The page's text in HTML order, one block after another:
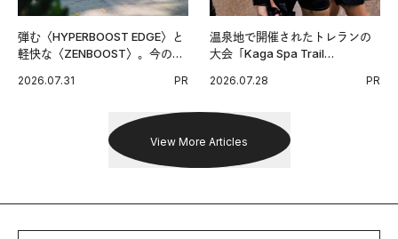
弾む〈HYPERBOOST EDGE〉と
軽快な〈ZENBOOST〉。今の時
出した新機軸。
2026.07.31 PR
温泉地で開催されたトレランの
大会「Kaga Spa Trail
戦を夢見るランナーたちの奮闘
2026.07.28 PR
View More Articles